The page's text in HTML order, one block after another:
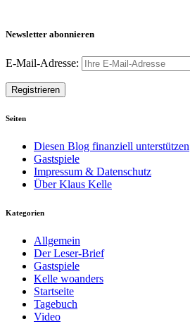
Newsletter abonnieren
E-Mail-Adresse:
Seiten
Diesen Blog finanziell unterstützen
Gastspiele
Impressum & Datenschutz
Über Klaus Kelle
Kategorien
Allgemein
Der Leser-Brief
Gastspiele
Kelle woanders
Startseite
Tagebuch
Video